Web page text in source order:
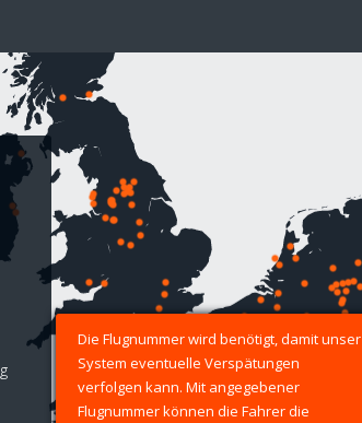
Die Flugnummer wird benötigt, damit unser
System eventuelle Verspätungen
verfolgen kann. Mit angegebener
Flugnummer können die Fahrer die